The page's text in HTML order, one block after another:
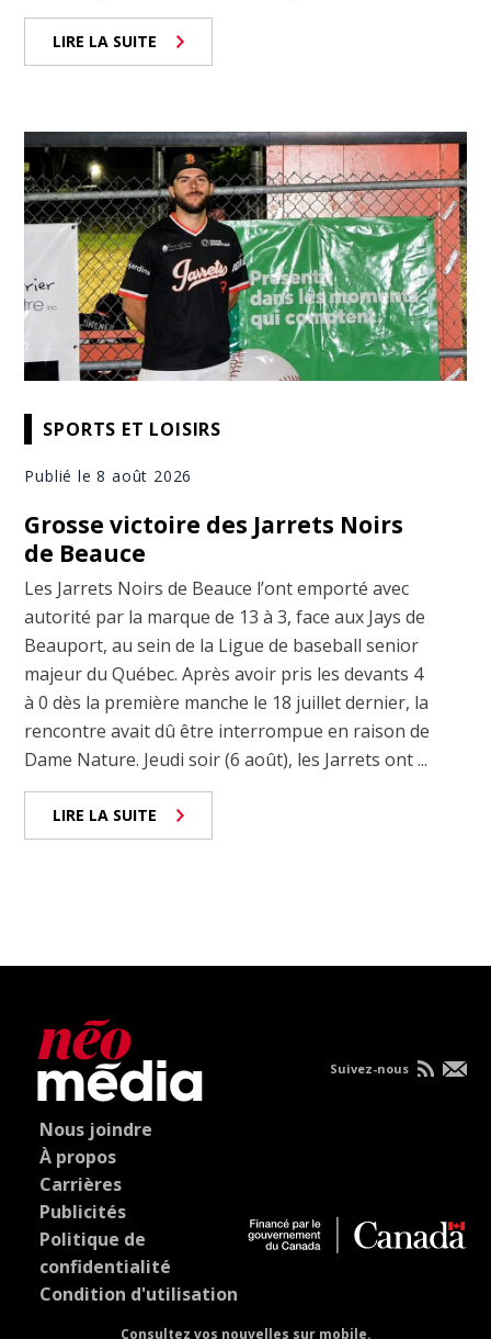
LIRE LA SUITE
SPORTS ET LOISIRS
Publié le 8 août 2026
Grosse victoire des Jarrets Noirs
de Beauce
Les Jarrets Noirs de Beauce l’ont emporté avec
autorité par la marque de 13 à 3, face aux Jays de
Beauport, au sein de la Ligue de baseball senior
majeur du Québec. Après avoir pris les devants 4
à 0 dès la première manche le 18 juillet dernier, la
rencontre avait dû être interrompue en raison de
Dame Nature. Jeudi soir (6 août), les Jarrets ont ...
LIRE LA SUITE
Nous joindre
À propos
Carrières
Publicités
Politique de
confidentialité
Condition d'utilisation
Consultez vos nouvelles sur mobile.
Suivez-nous